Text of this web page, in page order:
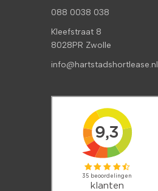
088 0038 038
Kleefstraat 8
8028PR Zwolle
info@hartstadshortlease.nl